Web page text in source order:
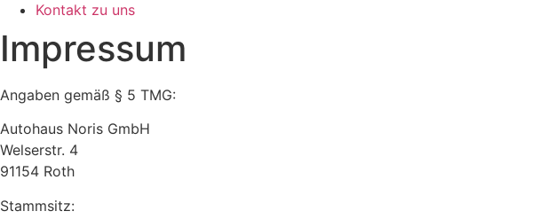
Kontakt zu uns
Impressum
Angaben gemäß § 5 TMG:
Autohaus Noris GmbH
Welserstr. 4
91154 Roth
Stammsitz: